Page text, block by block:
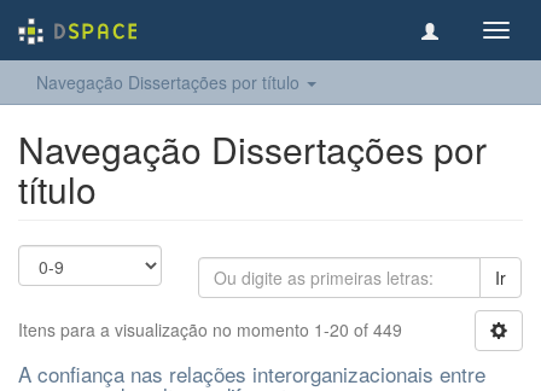
Navegação Dissertações por título
Navegação Dissertações por
título
Ir
Itens para a visualização no momento 1-20 of 449
A confiança nas relações interorganizacionais entre